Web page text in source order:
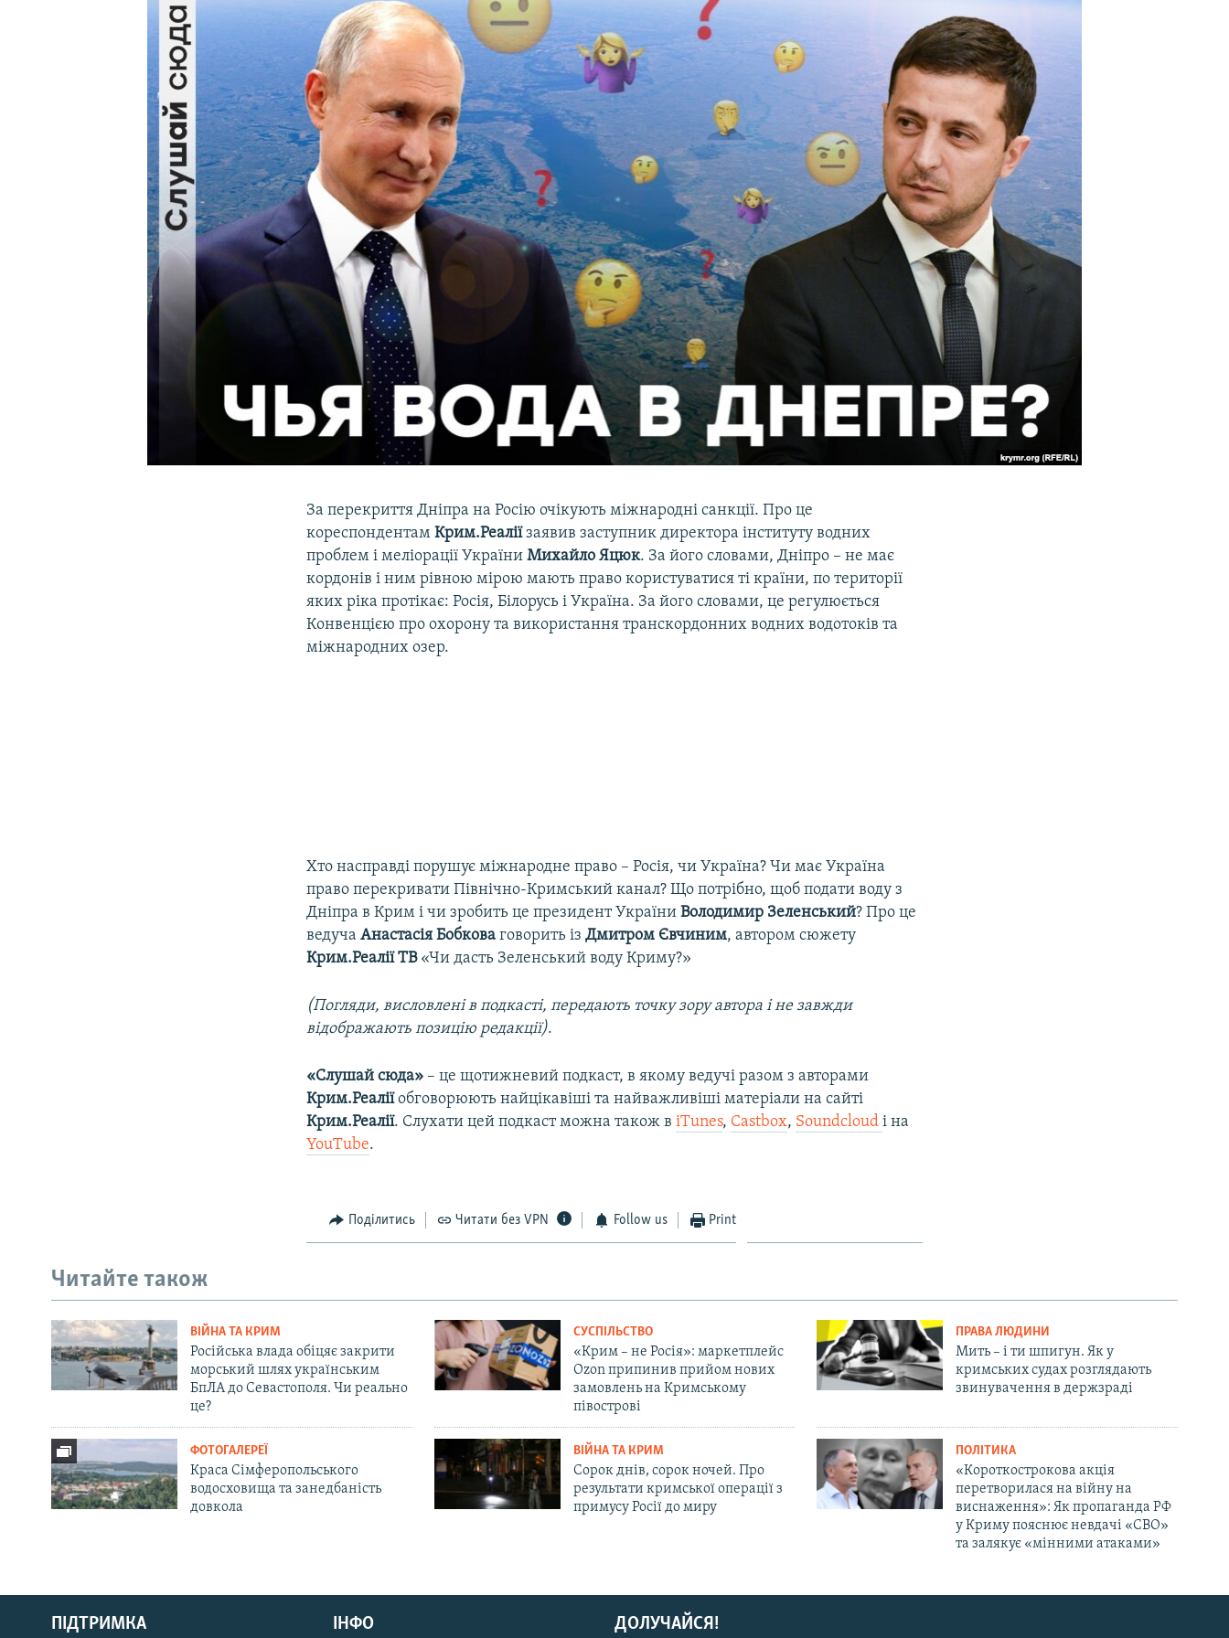
УКРАЇНСЬКА ПРОБЛЕМА КРИМУ
Русский
Qırımtatar
За перекриття Дніпра на Росію очікують міжнародні санкції. Про це
кореспондентамКрим.Реаліїзаявив заступник директора інституту водних
проблем і меліорації УкраїниМихайло Яцюк. За його словами, Дніпро – не має
кордонів і ним рівною мірою мають право користуватися ті країни, по території
яких ріка протікає: Росія, Білорусь і Україна. За його словами, це регулюється
Конвенцією про охорону та використання транскордонних водних водотоків та
міжнародних озер.
Хто насправді порушує міжнародне право – Росія, чи Україна? Чи має Україна
право перекривати Північно-Кримський канал? Що потрібно, щоб подати воду з
Дніпра в Крим і чи зробить це президент УкраїниВолодимир Зеленський? Про це
ведучаАнастасія Бобкова говорить ізДмитром Євчиним, автором сюжету
Крим.Реалії ТВ«Чи дасть Зеленський воду Криму?»
(Погляди, висловлені в подкасті, передають точку зору автора і не завжди
відображають позицію редакції).
«Слушай сюда» – це щотижневий подкаст, в якому ведучі разом з авторами
Крим.Реаліїобговорюють найцікавіші та найважливіші матеріали на сайті
Крим.Реалії. Слухати цей подкаст можна також вiTunes, Castbox, Soundcloudі на
YouTube.
Поділитись Читати без VPN Follow us Print
Читайте також
ВІЙНА ТА КРИМ
Російська влада обіцяє закрити
морський шлях українським
БпЛА до Севастополя. Чи реально
це?
СУСПІЛЬСТВО
«Крим – не Росія»: маркетплейс
Ozon припинив прийом нових
замовлень на Кримському
півострові
ПРАВА ЛЮДИНИ
Мить – і ти шпигун. Як у
кримських судах розглядають
звинувачення в держзраді
ФОТОГАЛЕРЕЇ
Краса Сімферопольського
водосховища та занедбаність
довкола
ВІЙНА ТА КРИМ
Сорок днів, сорок ночей. Про
результати кримської операції з
примусу Росії до миру
ПОЛІТИКА
«Короткострокова акція
перетворилася на війну на
виснаження»: Як пропаганда РФ
у Криму пояснює невдачі «СВО»
та залякує «мінними атаками»
ДОЛУЧАЙСЯ!
ПІДТРИМКА ІНФО